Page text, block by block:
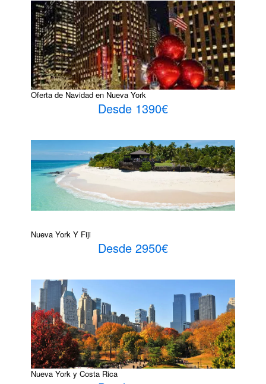
Oferta de Navidad en Nueva York
Desde 1390€
Nueva York Y Fiji
Desde 2950€
Nueva York y Costa Rica